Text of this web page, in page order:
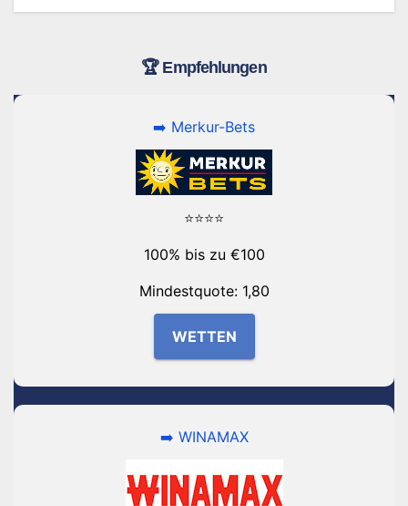
🏆 Empfehlungen
➡️ Merkur-Bets
⭐⭐⭐⭐
100% bis zu €100
Mindestquote: 1,80
WETTEN
➡️ WINAMAX